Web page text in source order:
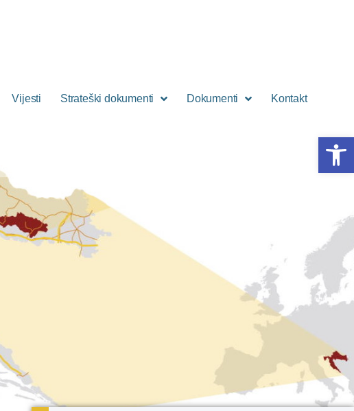
Vijesti Strateški dokumenti Dokumenti Kontakt